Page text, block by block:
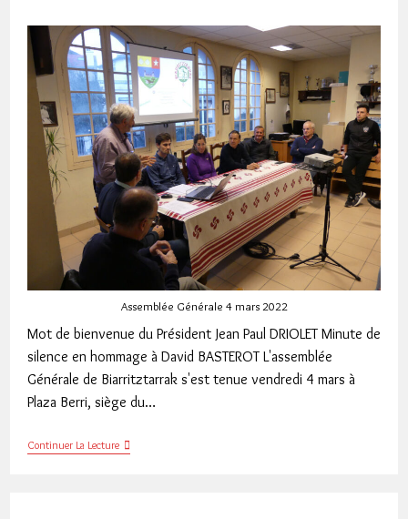
Assemblée Générale 4 mars 2022
Mot de bienvenue du Président Jean Paul DRIOLET Minute de
silence en hommage à David BASTEROT L'assemblée
Générale de Biarritztarrak s'est tenue vendredi 4 mars à
Plaza Berri, siège du…
Continuer La LectureAssemblée